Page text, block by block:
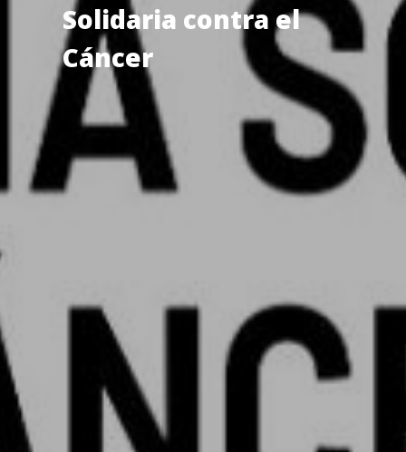
Solidaria contra el
Cáncer